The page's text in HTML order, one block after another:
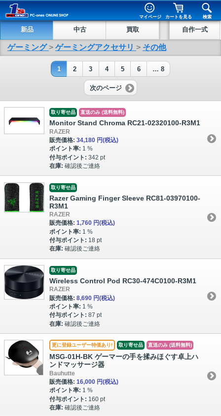
マイページ カートを見る 検索
新品 中古 買取 自作一式
ゲーミング > ゲーミングアクセサリ > その他
1 2 3 4 5 6 … 8
次のページ
取り寄せ品 直送のみ (送料無料)
Monitor Stand Chroma RC21-02320100-R3M1
RAZER
販売価格: 34,180 円(税込)
ポイント率: 1 %
付与ポイント: 342 pt
在庫: 確認後ご連絡
取り寄せ品
Razer Gaming Finger Sleeve RC81-03970100-
R3M1
RAZER
販売価格: 1,760 円(税込)
ポイント率: 1 %
付与ポイント: 18 pt
在庫: 確認後ご連絡
取り寄せ品
Wireless Control Pod RC30-474C0100-R3M1
RAZER
販売価格: 8,690 円(税込)
ポイント率: 1 %
付与ポイント: 87 pt
在庫: 確認後ご連絡
更に登録ユーザー特価あり! 取り寄せ品 直送のみ (送料無料)
MSG-01H-BK ゲーマーの手を揉みほぐす卓上ハ
ンドマッサージ器
Bauhutte
販売価格: 16,000 円(税込)
ポイント率: 1 %
付与ポイント: 160 pt
在庫: 確認後ご連絡